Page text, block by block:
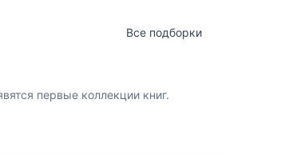
Все подборки
первые коллекции книг.